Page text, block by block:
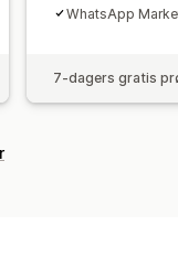
WhatsApp
7-dagers gratis